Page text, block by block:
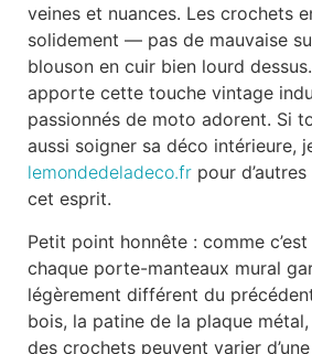
veines et nuances. Les crochets
solidement — pas de mauvaise
blouson en cuir bien lourd
apporte cette touche vintage
passionnés de moto adorent. Si
aussi soigner sa déco intérieure,
lemondedeladeco.fr pour
cet esprit.
Petit point honnête : comme
chaque porte-manteaux mural
légèrement différent du
bois, la patine de la plaque
des crochets peuvent varier